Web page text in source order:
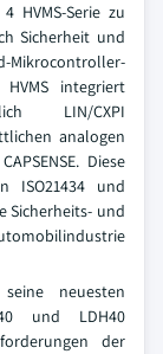
HVMS-Serie zu
Sicherheit und
integriert
LIN/CXPI
analogen
Diese
ISO21434 und
Sicherheits- und
neuesten
und LDH40
der